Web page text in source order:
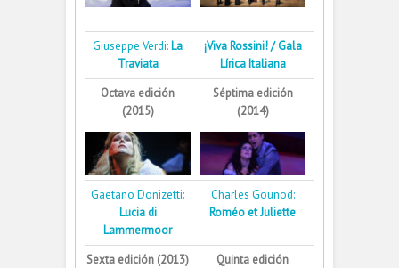
Giuseppe Verdi: La
Traviata
¡Viva Rossini! / Gala
Lírica Italiana
Octava edición
(2015)
Séptima edición
(2014)
Gaetano Donizetti:
Lucia di
Lammermoor
Charles Gounod:
Roméo et Juliette
Sexta edición (2013)
Quinta edición